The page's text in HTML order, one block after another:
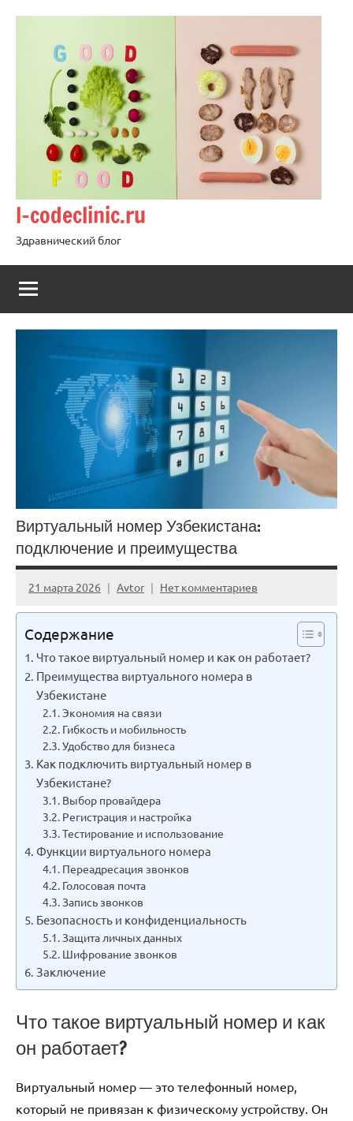
содержимому
l-codeclinic.ru
Здравнический блог
Виртуальный номер Узбекистана:
подключение и преимущества
21 марта 2026 Avtor Нет комментариев
Содержание
Что такое виртуальный номер и как он работает?
Преимущества виртуального номера в
Узбекистане
Экономия на связи
Гибкость и мобильность
Удобство для бизнеса
Как подключить виртуальный номер в
Узбекистане?
Выбор провайдера
Регистрация и настройка
Тестирование и использование
Функции виртуального номера
Переадресация звонков
Голосовая почта
Запись звонков
Безопасность и конфиденциальность
Защита личных данных
Шифрование звонков
Заключение
Что такое виртуальный номер и как
он работает?
Виртуальный номер — это телефонный номер,
который не привязан к физическому устройству. Он